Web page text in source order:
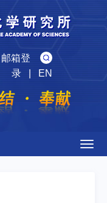
邮箱登
录| EN